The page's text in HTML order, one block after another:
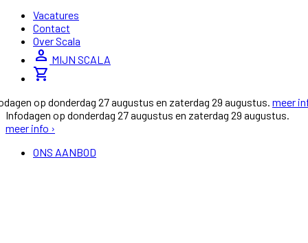
Vacatures
Contact
Over Scala
person MIJN SCALA
shopping_cart
op donderdag 27 augustus en zaterdag 29 augustus. meer
Infodagen op donderdag 27 augustus en zaterdag 29 augustus.
meer info ›
ONS AANBOD